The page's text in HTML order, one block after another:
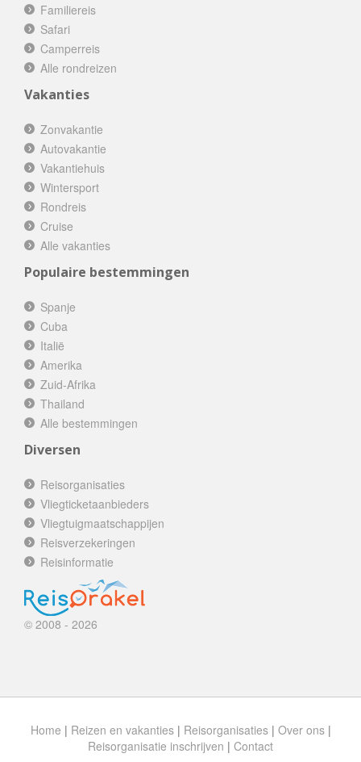
Familiereis
Safari
Camperreis
Alle rondreizen
Vakanties
Zonvakantie
Autovakantie
Vakantiehuis
Wintersport
Rondreis
Cruise
Alle vakanties
Populaire bestemmingen
Spanje
Cuba
Italië
Amerika
Zuid-Afrika
Thailand
Alle bestemmingen
Diversen
Reisorganisaties
Vliegticketaanbieders
Vliegtuigmaatschappijen
Reisverzekeringen
Reisinformatie
© 2008 - 2026
Home | Reizen en vakanties| Reisorganisaties| Over ons|
Reisorganisatie inschrijven | Contact